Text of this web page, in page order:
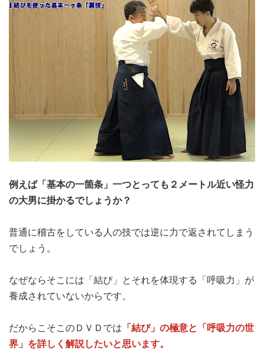
例えば「基本の一箇条」一つとっても２メートル近い怪力
の大男に掛かるでしょうか？
普通に稽古をしている人の技では逆に力で返されてしまう
でしょう。
なぜならそこには「結び」とそれを体現する「呼吸力」が
養成されていないからです。
だからこそこのＤＶＤでは 「結び」の極意と「呼吸力の世
界」を詳しく解説したいと思います。